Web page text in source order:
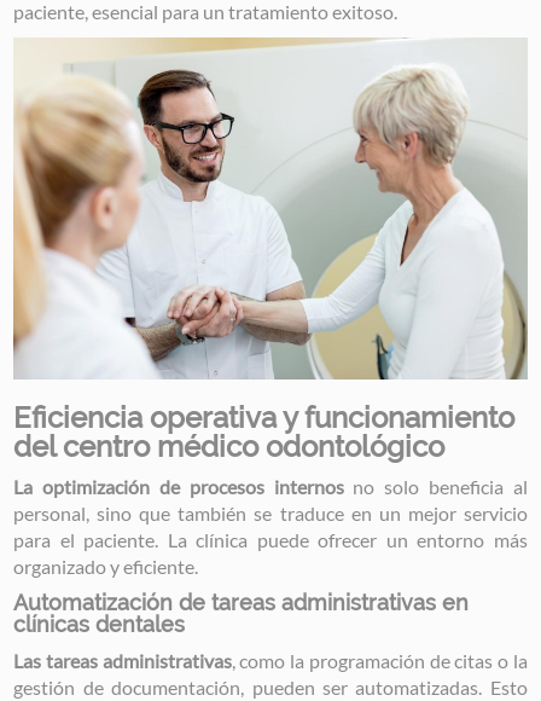
paciente, esencial para un tratamiento exitoso.
Eficiencia operativa y funcionamiento
del centro médico odontológico
La optimización de procesos internos no solo beneficia al
personal, sino que también se traduce en un mejor servicio
para el paciente. La clínica puede ofrecer un entorno más
organizado y eficiente.
Automatización de tareas administrativas en
clínicas dentales
Las tareas administrativas, como la programación de citas o la
gestión de documentación, pueden ser automatizadas. Esto